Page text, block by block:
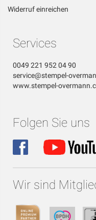
Widerruf einreichen
Services
0049 221 952 04 90
service@stempel-
www.stempel-
Folgen Sie uns
Wir sind